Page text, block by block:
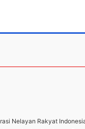
Nelayan Rakyat